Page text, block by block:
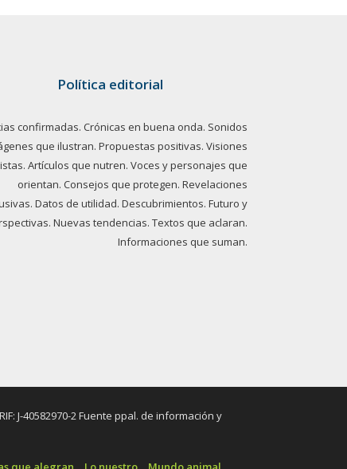
Política editorial
confirmadas. Crónicas en buena onda. Sonidos
que ilustran. Propuestas positivas. Visiones
Artículos que nutren. Voces y personajes que
orientan. Consejos que protegen. Revelaciones
Datos de utilidad. Descubrimientos. Futuro y
Nuevas tendencias. Textos que aclaran.
Informaciones que suman.
J-40582970-2 Fuente ppal. de información y